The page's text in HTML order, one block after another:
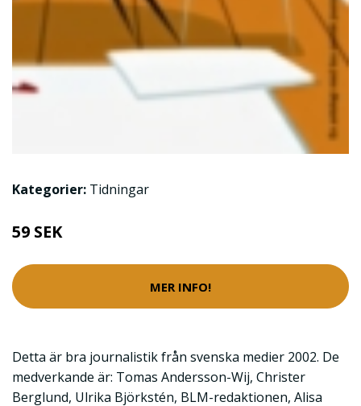
Kategorier: Tidningar
59 SEK
MER INFO!
Detta är bra journalistik från svenska medier 2002. De
medverkande är: Tomas Andersson-Wij, Christer
Berglund, Ulrika Björkstén, BLM-redaktionen, Alisa